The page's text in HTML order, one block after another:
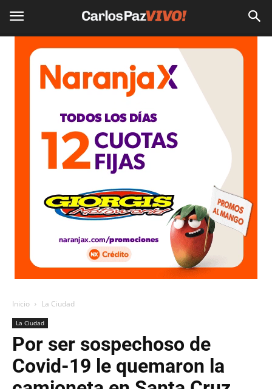
Inicio La Ciudad
La Ciudad
Por ser sospechoso de
Covid-19 le quemaron la